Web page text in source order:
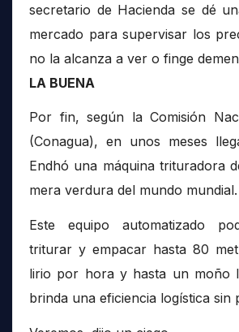
secretario de Hacienda se dé
mercado para supervisar los
no la alcanza a ver o finge
LA BUENA
Por fin, según la Comisión
(Conagua), en unos meses
Endhó una máquina trituradora
mera verdura del mundo mundial.
Este equipo automatizado
triturar y empacar hasta 80
lirio por hora y hasta un moño
brinda una eficiencia logística sin